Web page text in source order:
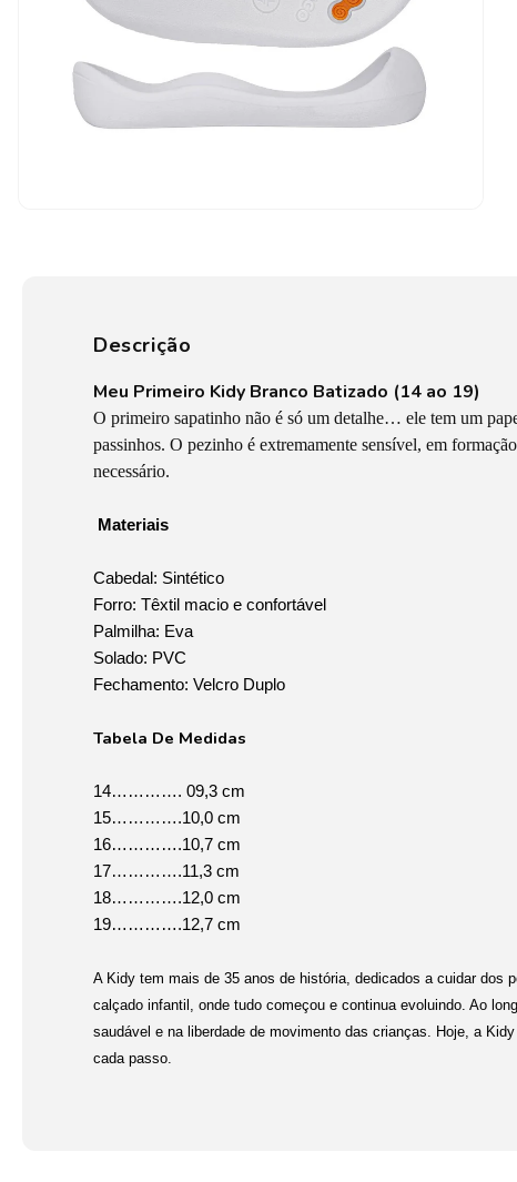
Descrição
Meu Primeiro Kidy Branco Batizado (14 ao 19)
O primeiro sapatinho não é só um detalhe… ele tem um
passinhos. O pezinho é extremamente sensível, em
necessário.
Materiais
Cabedal: Sintético
Forro: Têxtil macio e confortável
Palmilha: Eva
Solado: PVC
Fechamento: Velcro Duplo
Tabela De Medidas
14…………. 09,3 cm
15………….10,0 cm
16………….10,7 cm
17………….11,3 cm
18………….12,0 cm
19………….12,7 cm
A Kidy tem mais de 35 anos de história, dedicados a cuidar dos
calçado infantil, onde tudo começou e continua evoluindo. Ao
saudável e na liberdade de movimento das crianças. Hoje, a
cada passo.